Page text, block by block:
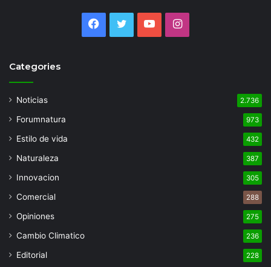
Facebook
TwitterYouTubeInstagram
Categories
Noticias 2.736
Forumnatura 973
Estilo de vida 432
Naturaleza 387
Innovacion 305
Comercial 288
Opiniones 275
Cambio Climatico 236
Editorial 228